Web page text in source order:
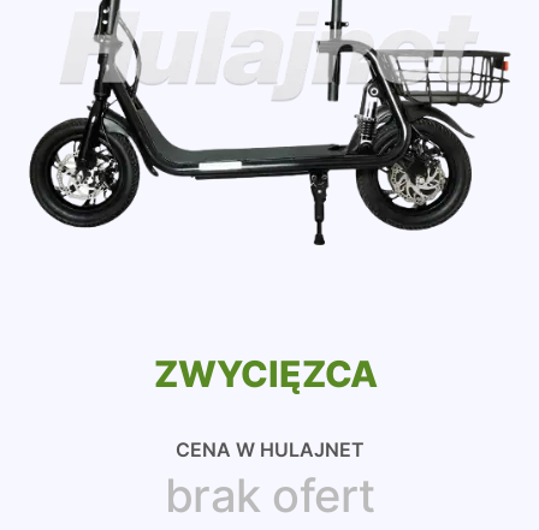
ZWYCIĘZCA
CENA W HULAJNET
brak ofert